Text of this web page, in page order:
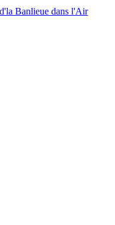
Banlieue dans l'Air